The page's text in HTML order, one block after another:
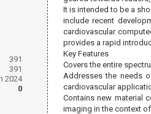
391
391
2024
0
It is intended to be a
include recent
cardiovascular
provides a rapid
Key Features
Covers the entire
Addresses the needs
cardiovascular
Contains new material
imaging in the context